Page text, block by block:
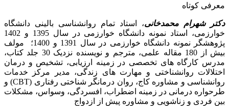
معرفی کوتاه
دکتر شهرام محمدخانی، استاد تمام روانشناسی بالینی دانشگاه
خوارزمی، استاد نمونه دانشگاه خوارزمی در سال 1395 و 1402
پژوهشگر نمونه دانشگاه خوارزمی در سال 1391 و 1400؛ مولف
بیش از 180 مقاله علمی، مترجم و نویسنده نزدیک 30 جلد کتاب،
مدرس کارگاه­ های تخصصی در زمینه ارزیابی، تشخیص و درمان
اختلالات روانشناختی و مهارت های زندگی، مدیر مرکز خدمات
روانشناسی و مشاوره کاج، روان­ درمانگر شناختی رفتاری (CBT) و
طرحواره درمانی در زمینه اضطراب، افسردگی، وسواس، مشکلات
بین فردی و زناشویی و مشاوره پیش از ازدواج